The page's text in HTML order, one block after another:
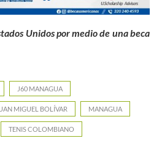
Unidos por medio de una beca
J60 MANAGUA
MIGUEL BOLÍVAR MANAGUA
TENIS COLOMBIANO